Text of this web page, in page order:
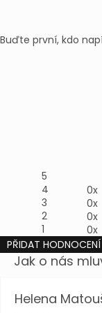
Buďte první, kdo
5
4
0x
3
0x
2
0x
1
0x
PŘIDAT HODNOCENÍ
V
Helena